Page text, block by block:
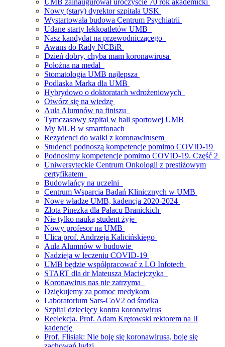
UMB zainaugurował uroczyście 70 rok akademicki
Nowy (stary) dyrektor szpitala USK
Wystartowała budowa Centrum Psychiatrii
Udane starty lekkoatletów UMB
Nasz kandydat na przewodniczącego
Awans do Rady NCBiR
Dzień dobry, chyba mam koronawirusa
Położna na medal
Stomatologia UMB najlepsza
Podlaska Marka dla UMB
Hybrydowo o doktoratach wdrożeniowych
Otwórz się na wiedzę
Aula Alumnów na finiszu
Tymczasowy szpital w hali sportowej UMB
My MUB w smartfonach
Rezydenci do walki z koronawirusem
Studenci podnoszą kompetencje pomimo COVID-19
Podnosimy kompetencje pomimo COVID-19. Część 2
Uniwersyteckie Centrum Onkologii z prestiżowym
certyfikatem
Budowlańcy na uczelni
Centrum Wsparcia Badań Klinicznych w UMB
Nowe władze UMB, kadencja 2020-2024
Złota Pinezka dla Pałacu Branickich
Nie tylko nauką student żyje
Nowy profesor na UMB
Ulica prof. Andrzeja Kalicińskiego
Aula Alumnów w budowie
Nadzieja w leczeniu COVID-19
UMB będzie współpracować z LO Infotech
START dla dr Mateusza Maciejczyka
Koronawirus nas nie zatrzyma
Dziękujemy za pomoc medykom
Laboratorium Sars-CoV2 od środka
Szpital dziecięcy kontra koronawirus
Reelekcja. Prof. Adam Krętowski rektorem na II
kadencję
Prof. Flisiak: Nie boję się koronawirusa, boję się